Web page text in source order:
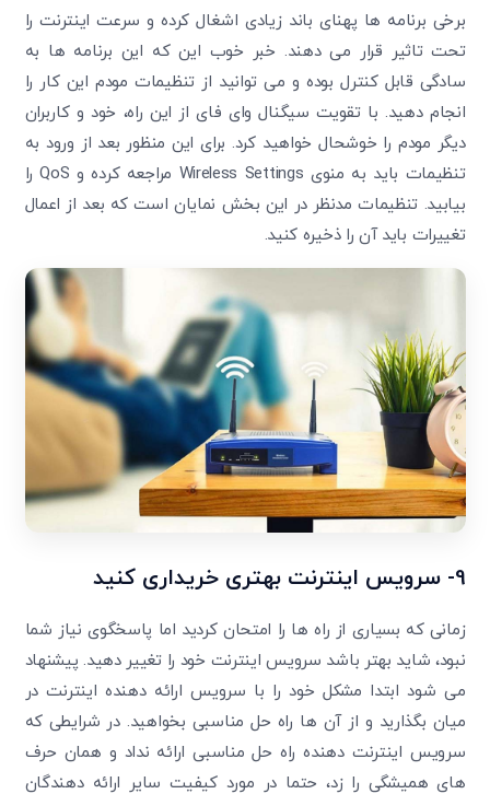
برخی برنامه ها پهنای باند زیادی اشغال کرده و سرعت اینترنت را
تحت تاثیر قرار می دهند. خبر خوب این که این برنامه ها به
سادگی قابل کنترل بوده و می توانید از تنظیمات مودم این کار را
انجام دهید. با تقویت سیگنال وای فای از این راه، خود و کاربران
دیگر مودم را خوشحال خواهید کرد. برای این منظور بعد از ورود به
تنظیمات باید به منوی Wireless Settings مراجعه کرده و QoS را
بیابید. تنظیمات مدنظر در این بخش نمایان است که بعد از اعمال
تغییرات باید آن را ذخیره کنید.
9- سرویس اینترنت بهتری خریداری کنید
زمانی که بسیاری از راه ها را امتحان کردید اما پاسخگوی نیاز شما
نبود، شاید بهتر باشد سرویس اینترنت خود را تغییر دهید. پیشنهاد
می شود ابتدا مشکل خود را با سرویس ارائه دهنده اینترنت در
میان بگذارید و از آن ها راه حل مناسبی بخواهید. در شرایطی که
سرویس اینترنت دهنده راه حل مناسبی ارائه نداد و همان حرف
های همیشگی را زد، حتما در مورد کیفیت سایر ارائه دهندگان